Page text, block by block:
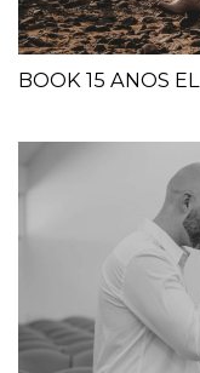
BOOK 15 ANOS